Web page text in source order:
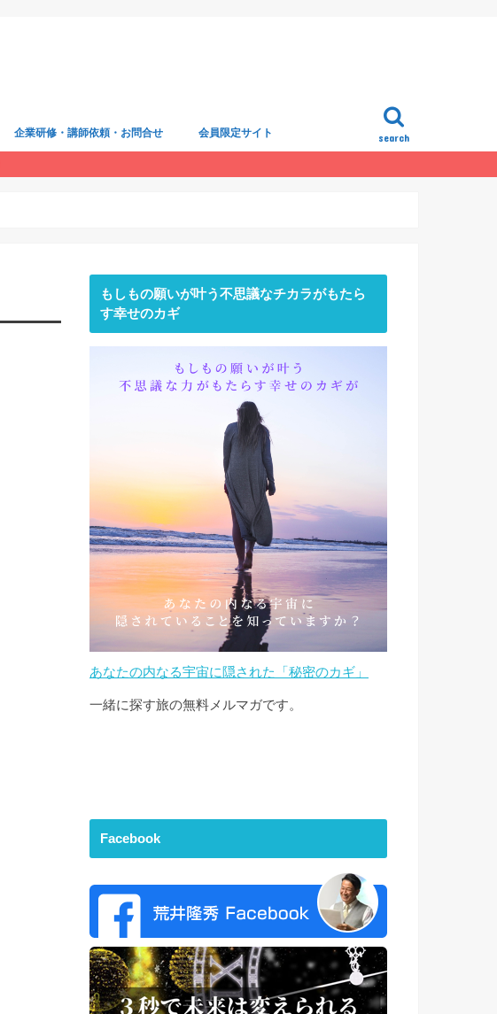
search
企業研修・講師依頼・お問合せ 会員限定サイト
もしもの願いが叶う不思議なチカラがもたら
す幸せのカギ
あなたの内なる宇宙に隠された「秘密のカギ」
一緒に探す旅の無料メルマガです。
Facebook